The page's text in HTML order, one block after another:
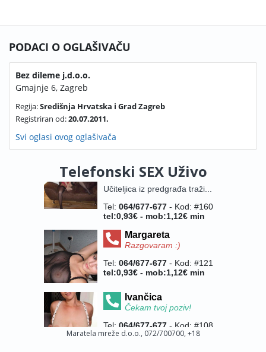
PODACI O OGLAŠIVAČU
Bez dileme j.d.o.o.
Gmajnje 6, Zagreb
Regija:Središnja Hrvatska i Grad Zagreb
Registriran od:20.07.2011.
Svi oglasi ovog oglašivača